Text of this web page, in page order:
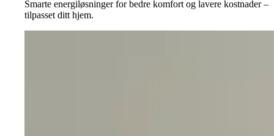
Smarte energiløsninger for bedre komfort og lavere kostnader –
tilpasset ditt hjem.